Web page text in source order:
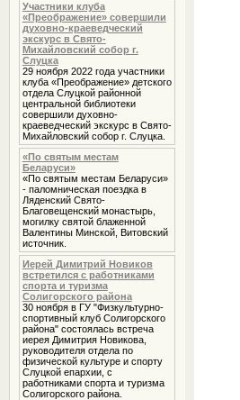
Участники клуба
«Преображение» совершили
духовно-краеведческий
экскурс в Свято-
Михайловский собор г.
Слуцка
29 ноября 2022 года участники
клуба «Преображение» детского
отдела Слуцкой районной
центральной библиотеки
совершили духовно-
краеведческий экскурс в Свято-
Михайловский собор г. Слуцка.
«По святым местам
Беларуси»
«По святым местам Беларуси»
- паломническая поездка в
Ляденский Свято-
Благовещенский монастырь,
могилку святой блаженной
Валентины Минской, Витовский
источник.
Иерей Димитрий Новиков
встретился с работниками
спорта и туризма
Солигорского района
30 ноября в ГУ "Физкультурно-
спортивный клуб Солигорского
района" состоялась встреча
иерея Димитрия Новикова,
руководителя отдела по
физической культуре и спорту
Слуцкой епархии, с
работниками спорта и туризма
Солигорского района.